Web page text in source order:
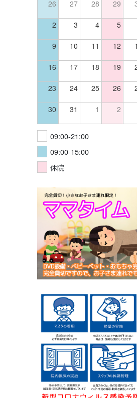
26
27 28 29
2 3 4 5
9 10 11 12
16 17 18 19
23 24 25 26
30 31 1 2
09:00-21:00
09:00-15:00
休院